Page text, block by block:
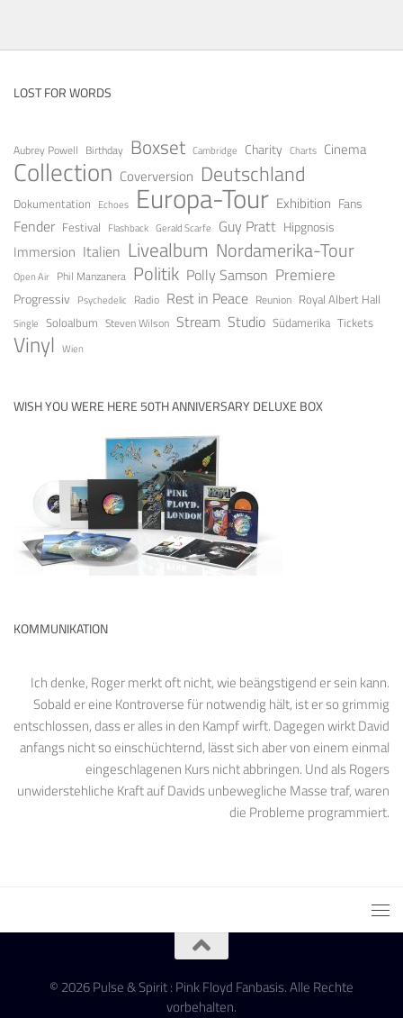
LOST FOR WORDS
Aubrey Powell Birthday Boxset Cambridge Charity Charts Cinema
Collection Coverversion Deutschland
Dokumentation Echoes Europa-Tour Exhibition Fans
Fender Festival Flashback Gerald Scarfe Guy Pratt Hipgnosis
Immersion Italien Livealbum Nordamerika-Tour
Open Air Phil Manzanera Politik Polly Samson Premiere
Progressiv Psychedelic Radio Rest in Peace Reunion Royal Albert Hall
Single Soloalbum Steven Wilson Stream Studio Südamerika Tickets
Vinyl Wien
WISH YOU WERE HERE 50TH ANNIVERSARY DELUXE BOX
KOMMUNIKATION
Ich denke, Roger merkt oft nicht, wie beängstigend er sein kann.
Sobald er eine Kontroverse für notwendig hält, ist er so grimmig
entschlossen, dass er alles in den Kampf wirft. Dagegen wirkt David
anfangs nicht so einschüchternd, lässt sich aber von einem einmal
eingeschlagenen Kurs nicht abbringen. Und als Rogers
unwiderstehliche Kraft auf Davids unbewegliche Masse traf, waren
die Probleme programmiert.
© 2026 Pulse & Spirit : Pink Floyd Fanbasis. Alle Rechte
vorbehalten.